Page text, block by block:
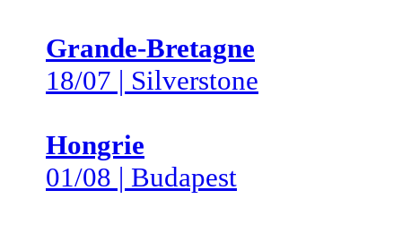
Grande-Bretagne
18/07 | Silverstone
Hongrie
01/08 | Budapest